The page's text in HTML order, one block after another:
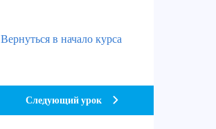
Вернуться в начало курса
Следующий урок